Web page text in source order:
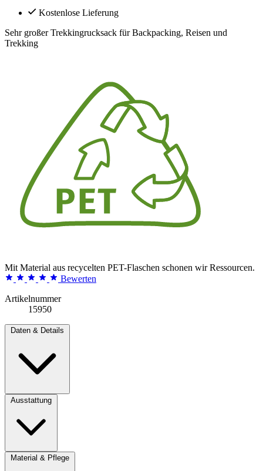
Kostenlose Lieferung
Sehr großer Trekkingrucksack für Backpacking, Reisen und
Trekking
Mit Material aus recycelten PET-Flaschen schonen wir Ressourcen.
Bewerten
Artikelnummer
15950
Daten & Details
Ausstattung
Material & Pflege